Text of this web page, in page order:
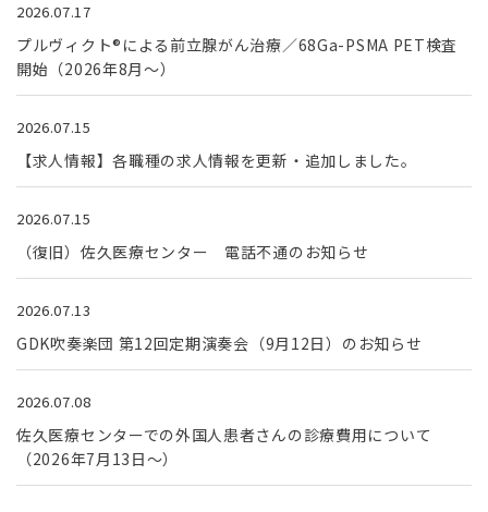
2026.07.17
プルヴィクト®による前立腺がん治療／68Ga-PSMA PET検査
開始（2026年8月～）
2026.07.15
【求人情報】各職種の求人情報を更新・追加しました。
2026.07.15
（復旧）佐久医療センター 電話不通のお知らせ
2026.07.13
GDK吹奏楽団 第12回定期演奏会（9月12日）のお知らせ
2026.07.08
佐久医療センターでの外国人患者さんの診療費用について
（2026年7月13日～）